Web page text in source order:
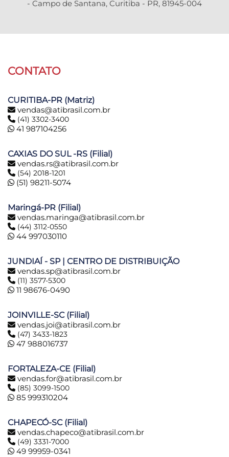
- Campo de Santana, Curitiba - PR, 81945-004
CONTATO
CURITIBA-PR (Matriz)
vendas@atibrasil.com.br
(41) 3302-3400
41 987104256
CAXIAS DO SUL -RS (Filial)
vendas.rs@atibrasil.com.br
(54) 2018-1201
(51) 98211-5074
Maringá-PR (Filial)
vendas.maringa@atibrasil.com.br
(44) 3112-0550
44 997030110
JUNDIAÍ - SP | CENTRO DE DISTRIBUIÇÃO
vendas.sp@atibrasil.com.br
(11) 3577-5300
11 98676-0490
JOINVILLE-SC (Filial)
vendas.joi@atibrasil.com.br
(47) 3433-1823
47 988016737
FORTALEZA-CE (Filial)
vendas.for@atibrasil.com.br
(85) 3099-1500
85 999310204
CHAPECÓ-SC (Filial)
vendas.chapeco@atibrasil.com.br
(49) 3331-7000
49 99959-0341